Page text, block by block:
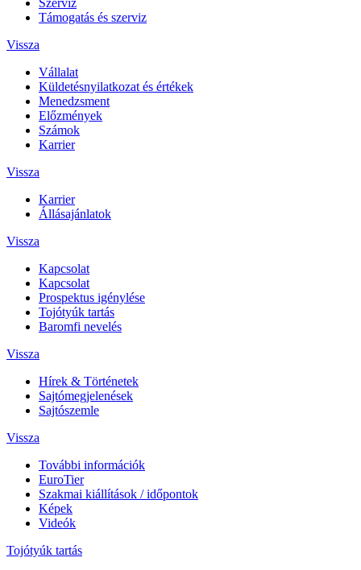
Szerviz
Támogatás és szerviz
Vissza
Vállalat
Küldetésnyilatkozat és értékek
Menedzsment
Előzmények
Számok
Karrier
Vissza
Karrier
Állásajánlatok
Vissza
Kapcsolat
Kapcsolat
Prospektus igénylése
Tojótyúk tartás
Baromfi nevelés
Vissza
Hírek & Történetek
Sajtómegjelenések
Sajtószemle
Vissza
További információk
EuroTier
Szakmai kiállítások / időpontok
Képek
Videók
Tojótyúk tartás